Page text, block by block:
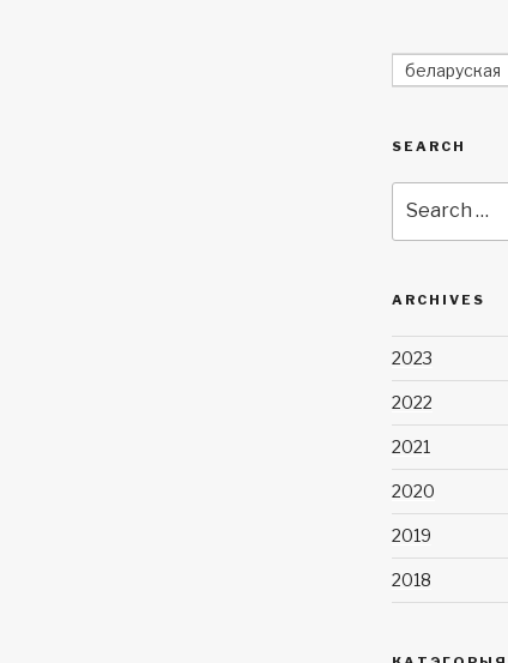
беларуская
SEARCH
for:
ARCHIVES
2023
2022
2021
2020
2019
2018